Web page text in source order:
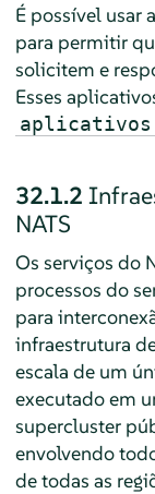
É possível usar
para permitir
solicitem e
Esses
32.1.2
NATS
Os serviços do
processos do
para
infraestrutura
escala de um
executado em
supercluster
envolvendo
de todas as